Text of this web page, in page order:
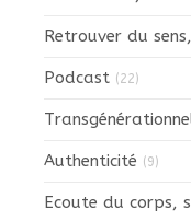
Retrouver du
Podcast (22)
Authenticité (9)
Ecoute du corps,